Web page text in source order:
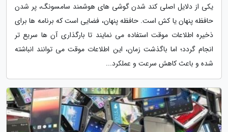
یکی از دلایل اصلی کند شدن گوشی های هوشمند سامسونگ، پر شدن
حافظه پنهان یا کش است. حافظه پنهان، فضایی است که برنامه ها برای
ذخیره اطلاعات موقت استفاده می نمایند تا بارگذاری آن ها سریع تر
انجام گردد؛ اما باگذشت زمان، این اطلاعات موقت می توانند انباشته
شده و باعث کاهش سرعت و عملکرد...